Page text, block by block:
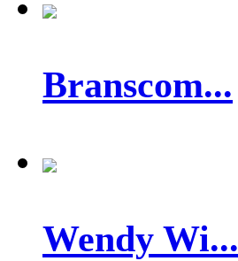
Branscom...
Wendy Wi...